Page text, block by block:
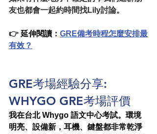
友也都會一起約時間找Lily討論。
👉 延伸閱讀： GRE備考時程怎麼安排最
有效？
GRE考場經驗分享:
WHYGO GRE考場評價
我在台北 Whygo 語文中心考試。環境
明亮、設備新，耳機、鍵盤都非常乾淨